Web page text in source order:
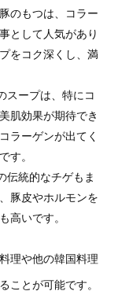
のもつは、コラー
として人気があり
をコク深くし、満
スープは、特にコ
肌効果が期待でき
ラーゲンが出てく
す。
伝統的なチゲもま
豚皮やホルモンを
高いです。
理や他の韓国料理
ことが可能です。